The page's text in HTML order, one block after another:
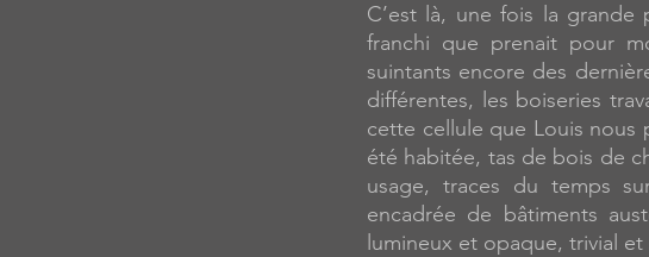
C’est là, une fois la
franchi que prenait pour
suintants encore des
différentes, les boiseries
cette cellule que Louis nous
été habitée, tas de bois de
usage, traces du temps
encadrée de bâtiments
lumineux et opaque, trivial